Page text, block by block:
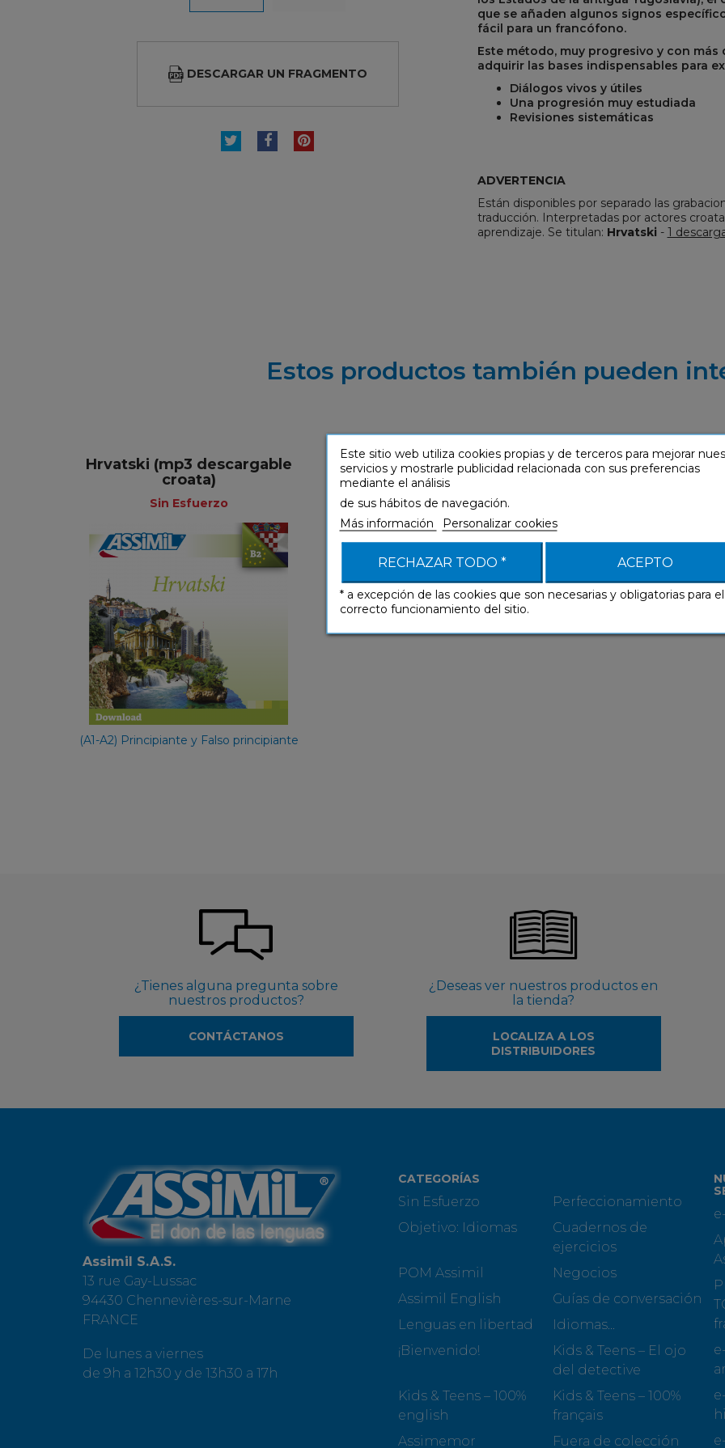
DESCARGAR UN FRAGMENTO
TUITEAR
COMPARTIR
PINTEREST
que se añaden algunos signos
fácil para un francófono.
Este método, muy progresivo y con
adquirir las bases indispensables para
Diálogos vivos y útiles
Una progresión muy estudiada
Revisiones sistemáticas
ADVERTENCIA
Están disponibles por separado las
traducción. Interpretadas por actores
aprendizaje. Se titulan: Hrvatski- 1
Estos productos también pueden
Hrvatski (mp3 descargable
croata)
Sin Esfuerzo
(A1-A2) Principiante y Falso principiante
49,90 €
¿Tienes alguna pregunta sobre
nuestros productos?
CONTÁCTANOS
¿Deseas ver nuestros productos en
la tienda?
LOCALIZA A LOS
DISTRIBUIDORES
Assimil S.A.S.
13 rue Gay-Lussac
94430 Chennevières-sur-Marne
FRANCE
De lunes a viernes
de 9h a 12h30 y de 13h30 a 17h
CATEGORÍAS
Sin Esfuerzo
Perfeccionamiento
Objetivo: Idiomas
Cuadernos de
ejercicios
POM Assimil
Negocios
Assimil English
Guías de conversación
Lenguas en libertad
Idiomas...
¡Bienvenido!
Kids & Teens – El ojo
del detective
Kids & Teens – 100%
english
Kids & Teens – 100%
français
Assimemor
Fuera de colección
Este sitio web utiliza cookies propias y de terceros para mejorar
servicios y mostrarle publicidad relacionada con sus preferencias
mediante el análisis
de sus hábitos de navegación.
Más información
Personalizar cookies
RECHAZAR TODO * ACEPTO
* a excepción de las cookies que son necesarias y obligatorias para el
correcto funcionamiento del sitio.